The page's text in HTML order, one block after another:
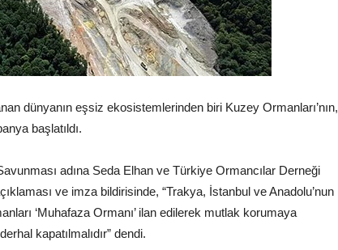
dünyanın eşsiz ekosistemlerinden biri Kuzey Ormanları’nın,
başlatıldı.
adına Seda Elhan ve Türkiye Ormancılar Derneği
ve imza bildirisinde, “Trakya, İstanbul ve Anadolu’nun
‘Muhafaza Ormanı’ ilan edilerek mutlak korumaya
kapatılmalıdır” dendi.